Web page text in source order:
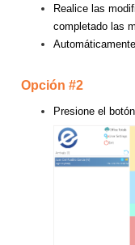
Realice las
completado las
Opción #2
Presione el